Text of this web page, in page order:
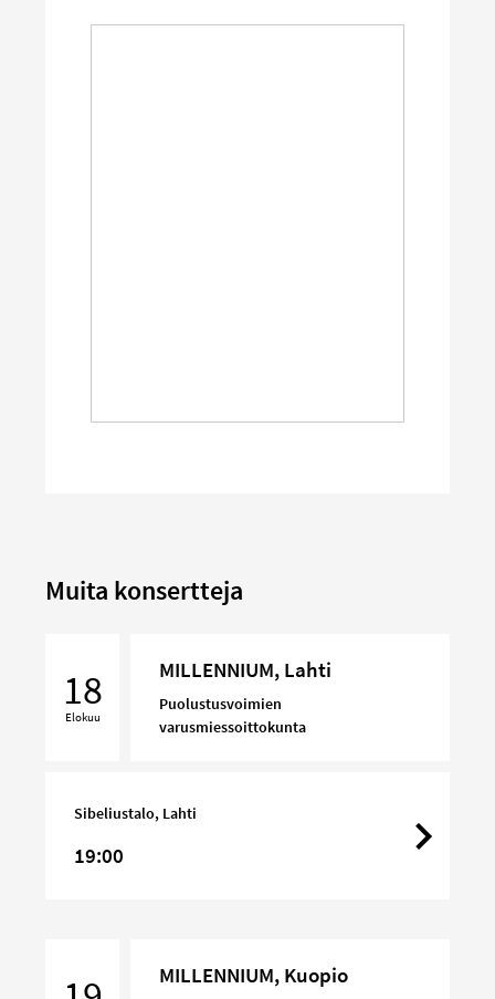
Muita konsertteja
Lahti18
Elokuu
MILLENNIUM, Lahti
Puolustusvoimien
varusmiessoittokunta
Sibeliustalo, Lahti
19:00
Kuopio
MILLENNIUM, Kuopio